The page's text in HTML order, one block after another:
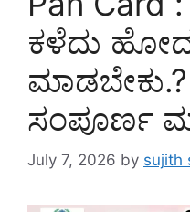
ಕಳೆದು
ಸಂಪೂರ್ಣ
July 7, 2026 by sujith